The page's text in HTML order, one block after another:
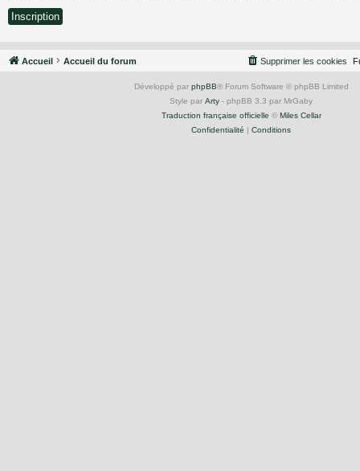
Inscription
Accueil Accueil du forum Supprimer les cookies
Développé par phpBB® Forum Software © phpBB Limited
Style par Arty - phpBB 3.3 par MrGaby
Traduction française officielle © Miles Cellar
Confidentialité | Conditions